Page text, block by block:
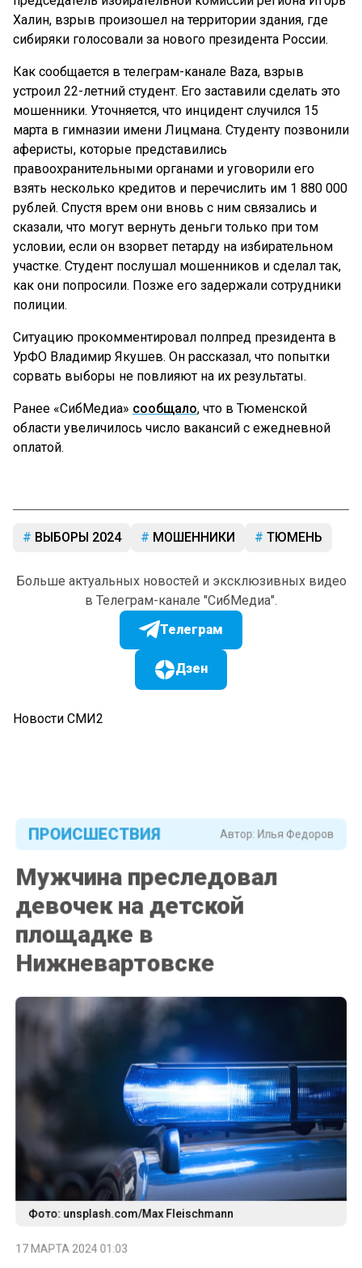
Халин, взрыв произошел на территории здания, где
сибиряки голосовали за нового президента России.
Как сообщается в телеграм-канале Baza, взрыв
устроил 22-летний студент. Его заставили сделать это
мошенники. Уточняется, что инцидент случился 15
марта в гимназии имени Лицмана. Студенту позвонили
аферисты, которые представились
правоохранительными органами и уговорили его
взять несколько кредитов и перечислить им 1 880 000
рублей. Спустя врем они вновь с ним связались и
сказали, что могут вернуть деньги только при том
условии, если он взорвет петарду на избирательном
участке. Студент послушал мошенников и сделал так,
как они попросили. Позже его задержали сотрудники
полиции.
Ситуацию прокомментировал полпред президента в
УрФО Владимир Якушев. Он рассказал, что попытки
сорвать выборы не повлияют на их результаты.
Ранее «СибМедиа» сообщало, что в Тюменской
области увеличилось число вакансий с ежедневной
оплатой.
ВЫБОРЫ 2024 МОШЕННИКИ ТЮМЕНЬ
Больше актуальных новостей и эксклюзивных видео
в Телеграм-канале "СибМедиа".
Телеграм
Дзен
Новости СМИ2
ПРОИСШЕСТВИЯ
Мужчина преследовал
девочек на детской
площадке в
Нижневартовске
Фото: unsplash.com/Max Fleischmann
17 МАРТА 2024 01:03